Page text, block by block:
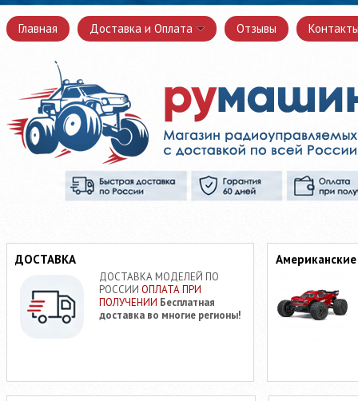
Главная Доставка и Оплата Отзывы
ДОСТАВКА
ДОСТАВКА МОДЕЛЕЙ ПО
РОССИИ ОПЛАТА ПРИ
ПОЛУЧЕНИИ Бесплатная
доставка во многие регионы!